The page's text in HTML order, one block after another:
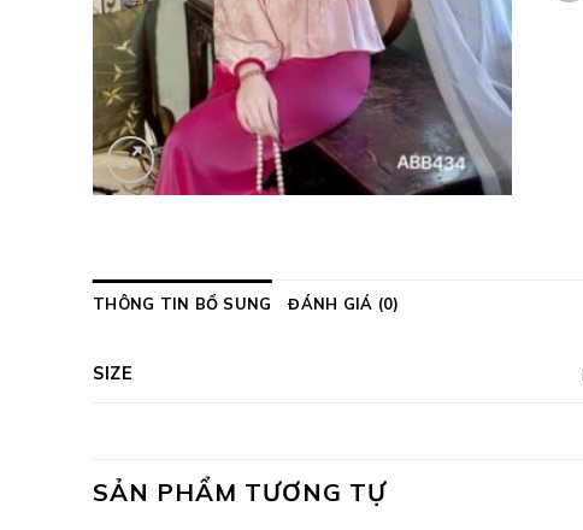
THÔNG TIN BỔ SUNG ĐÁNH GIÁ (0)
SIZE
SẢN PHẨM TƯƠNG TỰ